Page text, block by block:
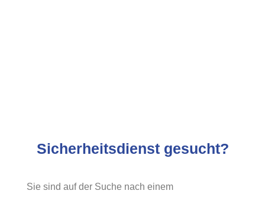
Sicherheitsdienst gesucht?
Sie sind auf der Suche nach einem